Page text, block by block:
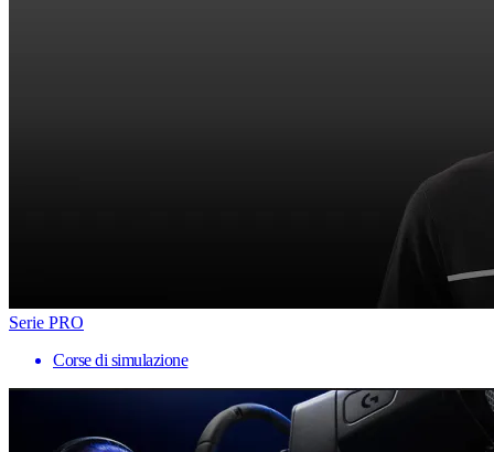
Serie PRO
Corse di simulazione